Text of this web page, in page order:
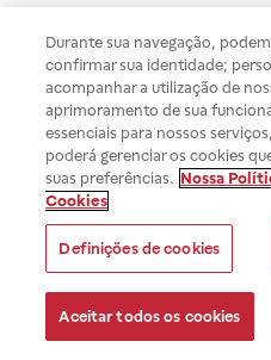
Durante sua navegação,
confirmar sua identidade;
acompanhar a utilização de
aprimoramento de sua
essenciais para nossos
poderá gerenciar os cookies
suas preferências. Nossa
Cookies
Definições de cookies
Aceitar todos os cookies